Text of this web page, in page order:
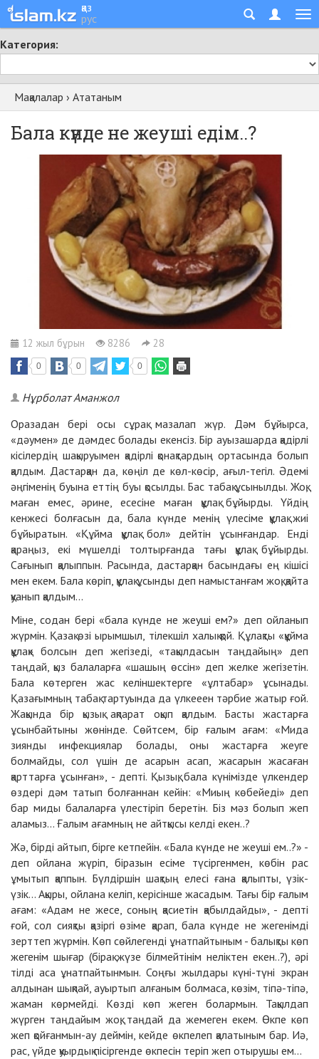
қаз
рус
Категория:
Мақалалар › Ататаным
Бала күнде не жеуші едім..?
12 жыл бұрын 8286 28
0 0 0
Нұрболат Аманжол
Оразадан бері осы сұрақ мазалап жүр. Дәм бұйырса,
«дәумен» де дәмдес болады екенсіз. Бір ауызашарда қадірлі
кісілердің шақыруымен қадірлі қонақтардың ортасында болып
қалдым. Дастарқан да, көңіл де көл-көсір, ағыл-тегіл. Әдемі
әңгіменің буына еттің буы қосылды. Бас табақ ұсынылды. Жоқ,
маған емес, әрине, есесіне маған құлақ бұйырды. Үйдің
кенжесі болғасын да, бала күнде менің үлесіме құлақ жиі
бұйыратын. «Құйма құлақ бол» дейтін ұсынғандар. Енді
қараңыз, екі мүшелді толтырғанда тағы құлақ бұйырды.
Сағынып қалыппын. Расында, дастарқан басындағы ең кішісі
мен екем. Бала көріп, құлақ ұсынды деп намыстанғам жоқ, қайта
қуанып қалдым...
Міне, содан бері «бала күнде не жеуші ем?» деп ойланып
жүрмін. Қазақ өзі ырымшыл, тілекшіл халық қой. Құлақты «құйма
құлақ» болсын деп жегізеді, «тақылдасын таңдайың» деп
таңдай, қыз балаларға «шашың өссін» деп желке жегізетін.
Бала көтерген жас келіншектерге «ұлтабар» ұсынады.
Қазағымның табақ тартуында да үлкееен тәрбие жатыр ғой.
Жақында бір қызық ақпарат оқып қалдым. Басты жастарға
ұсынбайтыны жөнінде. Сөйтсем, бір ғалым ағам: «Мида
зиянды инфекциялар болады, оны жастарға жеуге
болмайды, сол үшін де асарын асап, жасарын жасаған
қарттарға ұсынған», - депті. Қызық, бала күнімізде үлкендер
өздері дәм татып болғаннан кейін: «Миың көбейеді» деп
бар миды балаларға үлестіріп беретін. Біз мәз болып жеп
аламыз... Ғалым ағамның не айтқысы келді екен..?
Жә, бірді айтып, бірге кетпейін. «Бала күнде не жеуші ем..?» -
деп ойлана жүріп, біразын есіме түсіргенмен, көбін рас
ұмытып қаппын. Бүлдіршін шақтың елесі ғана қалыпты, үзік-
үзік... Ақыры, ойлана келіп, керісінше жасадым. Тағы бір ғалым
ағам: «Адам не жесе, соның қасиетін қабылдайды», - депті
ғой, сол сияқты қазіргі өзіме қарап, бала күнде не жегенімді
зерттеп жүрмін. Көп сөйлегенді ұнатпайтыным - балықты көп
жегенім шығар (бірақ жүзе білмейтінім неліктен екен..?), әрі
тілді аса ұнатпайтынмын. Соңғы жылдары күні-түні экран
алдынан шықпай, ауыртып алғаным болмаса, көзім, тіпә-тіпә,
жаман көрмейді. Көзді көп жеген болармын. Тақылдап
жүрген таңдайым жоқ, таңдай да жемеген екем. Өкпе көп
жеп қойғанмын-ау деймін, кейде өкпелеп қалатыным бар. Иә,
рас, үйде қуырдық пісіргенде өкпесін теріп жеп отырушы ем...